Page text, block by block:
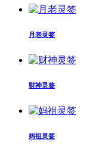
月老灵签
财神灵签
妈祖灵签